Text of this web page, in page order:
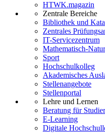
HTWK.magazin
Zentrale Bereiche
Bibliothek und
Zentrales
IT-Servicezentrum
Mathematisch-
Sport
Hochschulkolleg
Akademisches
Stellenangebote
Stellenportal
Lehre und Lernen
Beratung für
E-Learning
Digitale